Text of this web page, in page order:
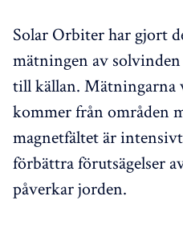
Solar Orbiter har gjort
mätningen av
till källan. Mätningarna
kommer från områden
magnetfältet är
förbättra förutsägelser
påverkar jorden.